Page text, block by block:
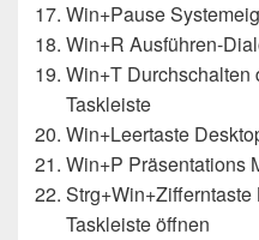
Win+Pause
Win+R Ausführen-
Win+T Durchschalten
Taskleiste
Win+Leertaste
Win+P Präsentations
Taskleiste öffnen